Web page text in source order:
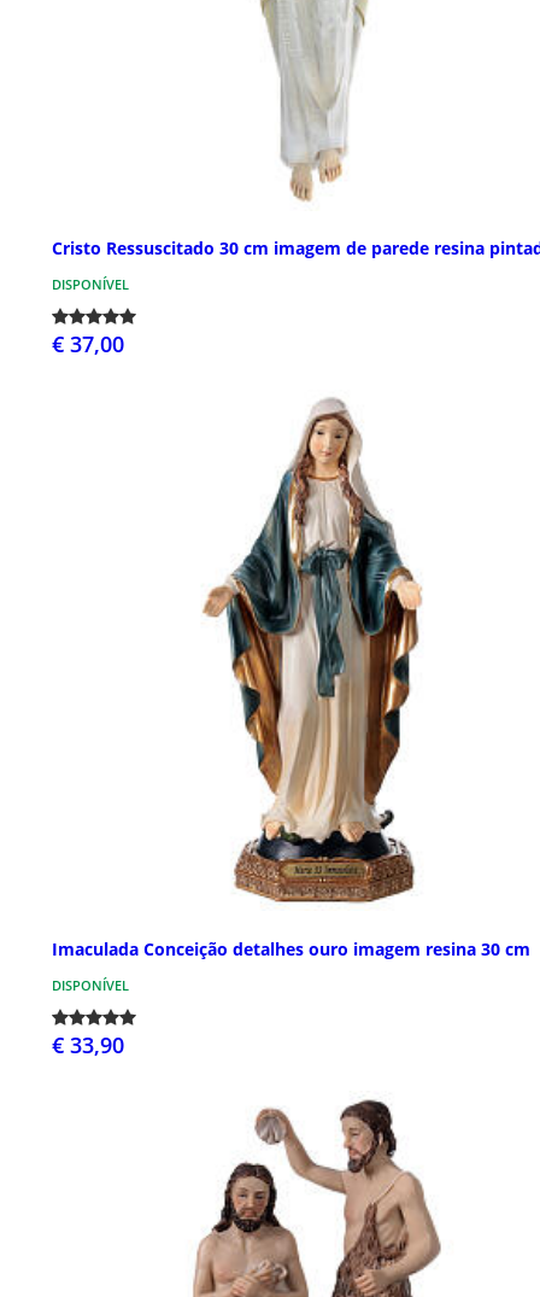
Cristo Ressuscitado 30 cm imagem de parede resina
DISPONÍVEL
€ 37,00
Imaculada Conceição detalhes ouro imagem resina 30 cm
DISPONÍVEL
€ 33,90